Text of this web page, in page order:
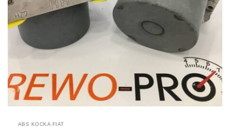
ABS KOCKA FIAT